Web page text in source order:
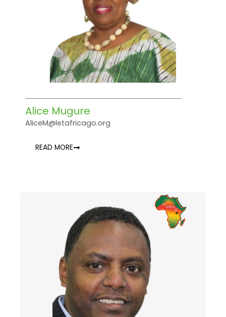
Alice Mugure
AliceM@letafricago.org
READ MORE